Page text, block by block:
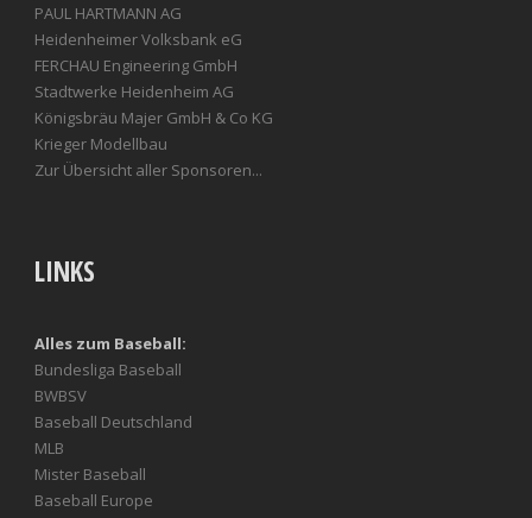
PAUL HARTMANN AG
Heidenheimer Volksbank eG
FERCHAU Engineering GmbH
Stadtwerke Heidenheim AG
Königsbräu Majer GmbH & Co KG
Krieger Modellbau
Zur Übersicht aller Sponsoren...
LINKS
Alles zum Baseball:
Bundesliga Baseball
BWBSV
Baseball Deutschland
MLB
Mister Baseball
Baseball Europe